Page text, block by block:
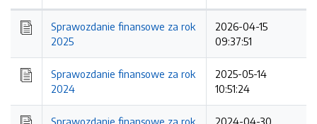
Kolejność
Sprawozdanie finansowe za rok
2025
2026-04-15
09:37:51
Sprawozdanie finansowe za rok
2024
2025-05-14
10:51:24
Sprawozdanie finansowe za rok
2024-04-30